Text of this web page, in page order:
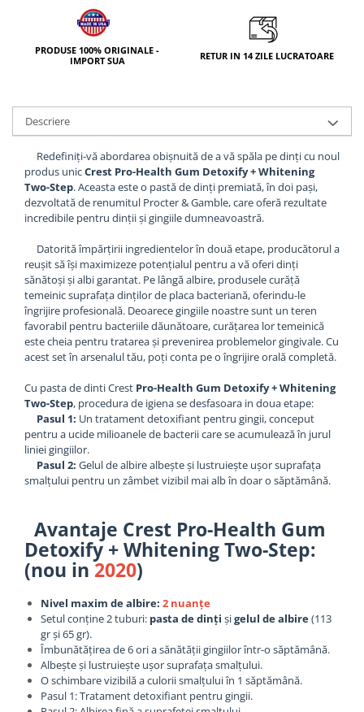
PRODUSE 100% ORIGINALE -
IMPORT SUA
RETUR IN 14 ZILE LUCRATOARE
Descriere
Redefiniți-vă abordarea obișnuită de a vă spăla pe dinți cu noul
produs unicCrest Pro-Health Gum Detoxify + Whitening
Two-Step. Aceasta este o pastă de dinți premiată, în doi pași,
dezvoltată de renumitul Procter & Gamble, care oferă rezultate
incredibile pentru dinții și gingiile dumneavoastră.
Datorită împărțirii ingredientelor în două etape, producătorul a
reușit să își maximizeze potențialul pentru a vă oferi dinți
sănătoși și albi garantat. Pe lângă albire, produsele curăță
temeinic suprafața dinților de placa bacteriană, oferindu-le
îngrijire profesională. Deoarece gingiile noastre sunt un teren
favorabil pentru bacteriile dăunătoare, curățarea lor temeinică
este cheia pentru tratarea și prevenirea problemelor gingivale. Cu
acest set în arsenalul tău, poți conta pe o îngrijire orală completă.
Cu pasta de dinti Crest Pro-Health Gum Detoxify + Whitening
Two-Step, procedura de igiena se desfasoara in doua etape:
Pasul 1: Un tratament detoxifiant pentru gingii, conceput
pentru a ucide milioanele de bacterii care se acumulează în jurul
liniei gingiilor.
Pasul 2: Gelul de albire albește și lustruiește ușor suprafața
smalțului pentru un zâmbet vizibil mai alb în doar o săptămână.
Avantaje Crest Pro-Health Gum
Detoxify + Whitening Two-Step:
(nou in2020)
Nivel maxim de albire: 2 nuanțe
Setul conține 2 tuburi: pasta de dinți șigelul de albire(113
gr și 65 gr).
Îmbunătățirea de 6 ori a sănătății gingiilor într-o săptămână.
Albește și lustruiește ușor suprafața smalțului.
O schimbare vizibilă a culorii smalțului în 1 săptămână.
Pasul 1: Tratament detoxifiant pentru gingii.